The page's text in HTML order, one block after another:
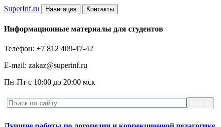
SuperInf.ru Навигация Контакты
Информационные материалы для студентов
Телефон: +7 812 409-47-42
E-mail: zakaz@superinf.ru
Пн-Пт с 10:00 до 20:00 мск